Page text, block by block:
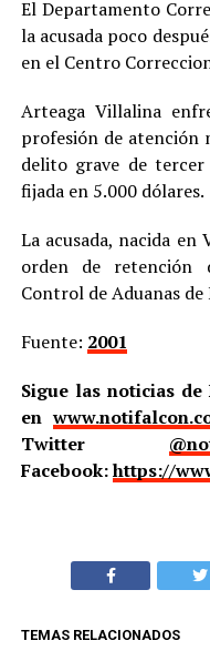
El Departamento
la acusada poco
en el Centro
Arteaga Villalina
profesión de atención
delito grave de
fijada en 5.000 dólares.
La acusada, nacida en
orden de retención
Control de Aduanas de
Fuente: 2001
Sigue las noticias
en
Twitter
Facebook:https://
TEMAS RELACIONADOS